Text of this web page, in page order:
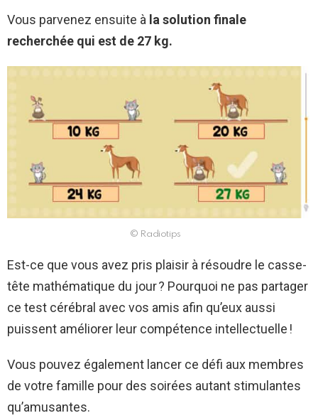
Vous parvenez ensuite à la solution finale
recherchée qui est de 27 kg.
© Radiotips
Est-ce que vous avez pris plaisir à résoudre le casse-
tête mathématique du jour ? Pourquoi ne pas partager
ce test cérébral avec vos amis afin qu’eux aussi
puissent améliorer leur compétence intellectuelle !
Vous pouvez également lancer ce défi aux membres
de votre famille pour des soirées autant stimulantes
qu’amusantes.